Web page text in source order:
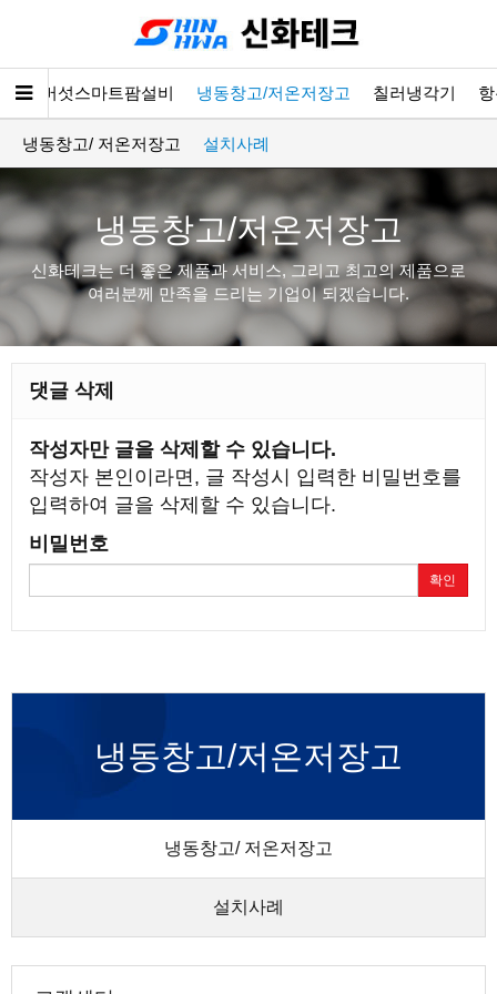
버섯스마트팜설비 냉동창고/저온저장고 칠러냉각기
냉동창고/ 저온저장고 설치사례
냉동창고/저온저장고
신화테크는 더 좋은 제품과 서비스, 그리고 최고의 제품으로
여러분께 만족을 드리는 기업이 되겠습니다.
댓글 삭제
작성자만 글을 삭제할 수 있습니다.
작성자 본인이라면, 글 작성시 입력한 비밀번호를
입력하여 글을 삭제할 수 있습니다.
비밀번호
확인
냉동창고/저온저장고
냉동창고/ 저온저장고
설치사례